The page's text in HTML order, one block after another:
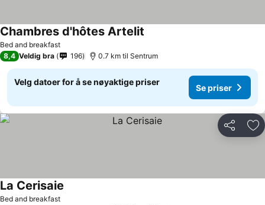
Bed and breakfast
Chambres d'hôtes Artelit
8,4 Veldig bra 196 0.7 km til Sentrum
Velg datoer for å se nøyaktige priser
Se priser
Del
Bed and breakfast
La Cerisaie